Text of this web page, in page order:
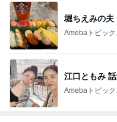
堀ちえみの夫
Amebaトピック
江口ともみ
Amebaトピック